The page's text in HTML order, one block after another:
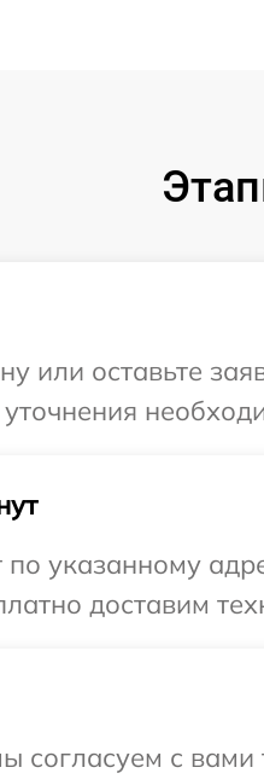
или оставьте
указанному
доставим
согласуем с